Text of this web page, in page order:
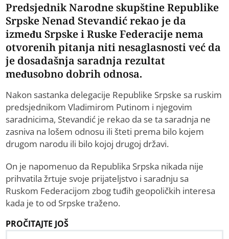
Predsjednik Narodne skupštine Republike
Srpske Nenad Stevandić rekao je da
između Srpske i Ruske Federacije nema
otvorenih pitanja niti nesaglasnosti već da
je dosadašnja saradnja rezultat
međusobno dobrih odnosa.
Nakon sastanka delegacije Republike Srpske sa ruskim
predsjednikom Vladimirom Putinom i njegovim
saradnicima, Stevandić je rekao da se ta saradnja ne
zasniva na lošem odnosu ili šteti prema bilo kojem
drugom narodu ili bilo kojoj drugoj državi.
On je napomenuo da Republika Srpska nikada nije
prihvatila žrtuje svoje prijateljstvo i saradnju sa
Ruskom Federacijom zbog tuđih geopoličkih interesa
kada je to od Srpske traženo.
PROČITAJTE JOŠ